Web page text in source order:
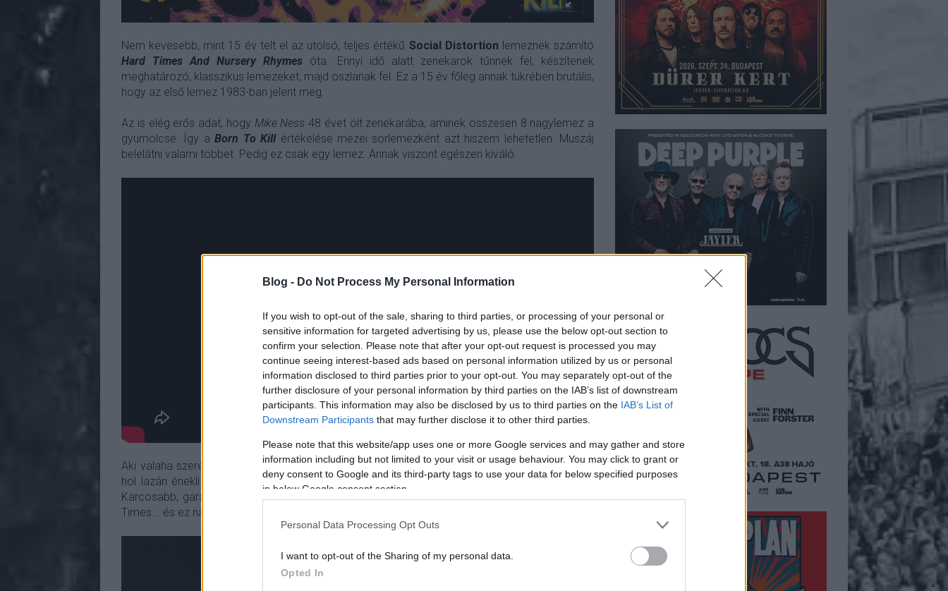
Blog - Do Not Process My Personal Information
If you wish to opt-out of the sale, sharing to third parties, or processing of your personal or
sensitive information for targeted advertising by us, please use the below opt-out section to
confirm your selection. Please note that after your opt-out request is processed you may
continue seeing interest-based ads based on personal information utilized by us or personal
information disclosed to third parties prior to your opt-out. You may separately opt-out of the
further disclosure of your personal information by third parties on the IAB’s list of downstream
participants. This information may also be disclosed by us to third parties on the IAB’s List of
Downstream Participants that may further disclose it to other third parties.
Please note that this website/app uses one or more Google services and may gather and store
information including but not limited to your visit or usage behaviour. You may click to grant or
deny consent to Google and its third-party tags to use your data for below specified purposes
in below Google consent section.
Personal Data Processing Opt Outs
I want to opt-out of the Sharing of my personal data.
Opted In
Nem kevesebb, mint 15 év telt el az utolsó, teljes értékű Social Distortion lemeznek számító
Hard Times And Nursery Rhymes óta. Ennyi idő alatt zenekarok tűnnek fel, készítenek
meghatározó, klasszikus lemezeket, majd oszlanak fel. Ez a 15 év főleg annak tükrében brutális,
hogy az első lemez 1983-ban jelent meg.
Az is elég erős adat, hogy Mike Ness 48 évet ölt zenekarába, aminek összesen 8 nagylemez a
gyümölcse. Így aBorn To Kill értékelése mezei sorlemezként azt hiszem lehetetlen. Muszáj
belelátni valami többet. Pedig ez csak egy lemez. Annak viszont egészen kiváló.
Aki valaha szerette a bandát, annak hatalmas öröm hallani az öreget, amint hol pózba vágva,
hol lazán énekli élete történeteit. Nem találja fel magát újra, de frissnek hat, és szórakoztat.
Karcosabb, garázsosabb, mint a már kicsit túltolt, country orientáltabb Sex, Love... vagy Hard
Times... és ez nagyon jól áll nekik.